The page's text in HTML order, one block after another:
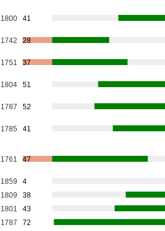
1800 41
1742 28
1751 37
1804 51
1787 52
1785 41
1761 47
1859
4
1809
38
1801
43
1787
72